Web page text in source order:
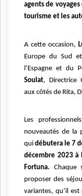
agents de
tourisme et les
A cette occasion,
Europe du Sud
l’Espagne et du
Soulat, Directrice
aux côtés de Rita,
Les
nouveautés de la
quidébutera le 7
décembre 2023 à
Fortuna.
Chaque
proposer des
variantes, qu’il